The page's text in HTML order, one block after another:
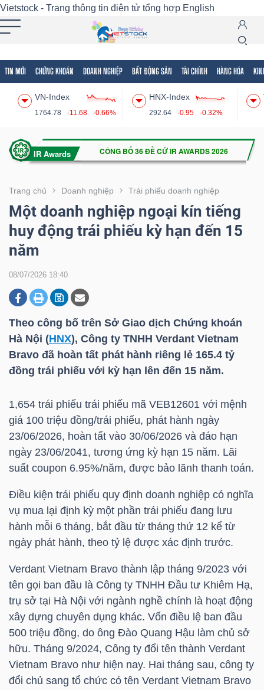
Vietstock - Trang thông tin điện tử tổng hợp English
TIN MỚI CHỨNG KHOÁN DOANH NGHIỆP BẤT ĐỘNG SẢN TÀI CHÍNH HÀNG HÓA
VN-Index
1764.78 -11.68 -0.66%
HNX-Index
292.64 -0.95 -0.32%
Trang chủ Doanh nghiệp Trái phiếu doanh nghiệp
Một doanh nghiệp ngoại kín tiếng
huy động trái phiếu kỳ hạn đến 15
năm
08/07/2026 18:40
Theo công bố trên Sở Giao dịch Chứng khoán
Hà Nội (HNX), Công ty TNHH Verdant Vietnam
Bravo đã hoàn tất phát hành riêng lẻ 165.4 tỷ
đồng trái phiếu với kỳ hạn lên đến 15 năm.
1,654 trái phiếu trái phiếu mã VEB12601 với mệnh
giá 100 triệu đồng/trái phiếu, phát hành ngày
23/06/2026, hoàn tất vào 30/06/2026 và đáo hạn
ngày 23/06/2041, tương ứng kỳ hạn 15 năm. Lãi
suất coupon 6.95%/năm, được bảo lãnh thanh toán.
Điều kiện trái phiếu quy định doanh nghiệp có nghĩa
vụ mua lại định kỳ một phần trái phiếu đang lưu
hành mỗi 6 tháng, bắt đầu từ tháng thứ 12 kể từ
ngày phát hành, theo tỷ lệ được xác định trước.
Verdant Vietnam Bravo thành lập tháng 9/2023 với
tên gọi ban đầu là Công ty TNHH Đầu tư Khiêm Hạ,
trụ sở tại Hà Nội với ngành nghề chính là hoạt động
xây dựng chuyên dụng khác. Vốn điều lệ ban đầu
500 triệu đồng, do ông Đào Quang Hậu làm chủ sở
hữu. Tháng 9/2024, Công ty đổi tên thành Verdant
Vietnam Bravo như hiện nay. Hai tháng sau, công ty
đổi chủ sang tổ chức có tên Verdant Vietnam Bravo
Tất cả Tính năng Ngành Mã chứng khoán
Tính
(-)
VIETSTOCK
CHỨNG
KHOÁN
DOANH
NGHIỆP
BẤT
SẢN
TÀI
KINH
TẾ
THẾ